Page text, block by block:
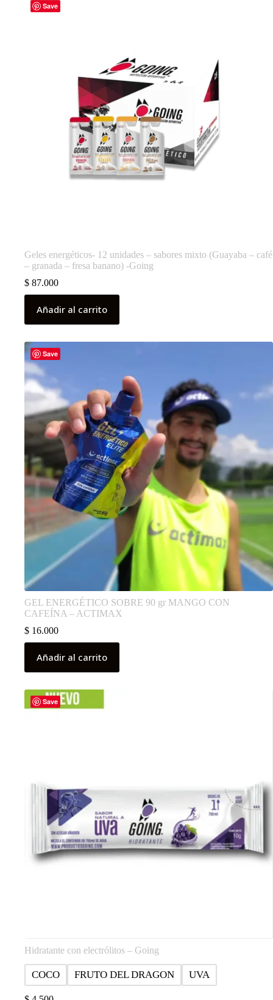
Save
Geles energéticos- 12 unidades – sabores mixto (Guayaba – café
– granada – fresa banano) -Going
$ 87.000
Añadir al carrito
Save
GEL ENERGÉTICO SOBRE 90 gr MANGO CON
CAFEÍNA – ACTIMAX
$ 16.000
Añadir al carrito
Save
Hidratante con electrólitos – Going
COCO FRUTO DEL DRAGON UVA